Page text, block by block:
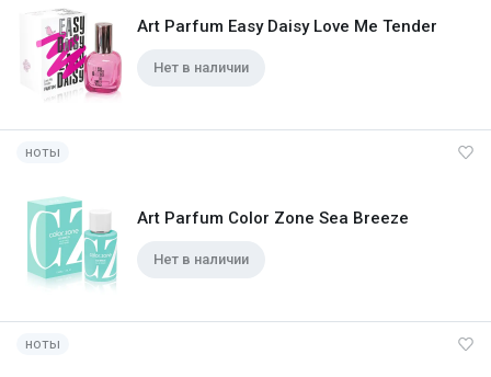
Art Parfum Easy Daisy Love Me Tender
Нет в наличии
ноты
Art Parfum Color Zone Sea Breeze
Нет в наличии
ноты